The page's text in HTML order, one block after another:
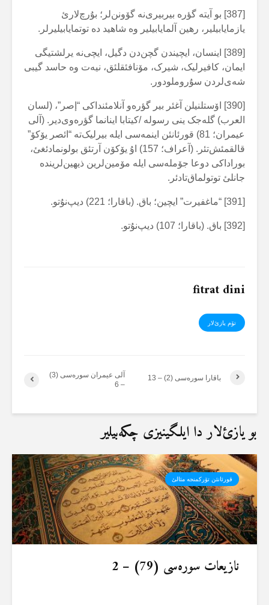
[387] بو آیتە گؤرە بیربیری‌نە گۆونن‌لر؛ بۇرچ‌لارئ
یازمایابیلیر، رهین آلمایابیلیر وە شاهید دە توتمایابیلیرلر.
[389] اینسان، ایچیندن گچن‌دن دگیل، ایچی‌نە یرلشتیگی
ایمان، کافیرلیک، شیرک، مۆنافئقلئق، نیەت وە حاسد گیبی
شەی‌لردن سۇروملودور.
[390] اۆستلنیلن آغئر بیر گؤرەو آنلامئنداکی “إصر”، (لسان
العرب) گلەجک ینی رسولە /کیتابا اینانما گؤرەوی‌دیر. (آلی
عیمران؛ 81) قورئانئن اینمەسی ایلە بیرلیک‌تە “ائصر یۆکۆ”
قالقمئش‌تئر. (آعراف؛ 157) اۇ یۆکۆن آرتئق بولونمادئغئ،
بوراداکی دوعا جۆملەسی ایلە مۆمین‌لرین ذیهین‌لریندە
جانلئ توتولماق‌تادئر.
[391] “ماغفیرت” ایچین؛ باق. (باقارا؛ 221) دیپ‌نۇتو.
[392] باق. (باقارا؛ 107) دیپ‌نۇتو.
fitrat dini
تۆم یازئ‌لار
آلی عیمران سورەسی (3)
– 6
باقارا سورەسی (2) – 13
بو یازئ‌لار دا ایلگینیزی چکەبیلیر
قورئانئن تۆرکمنجە مئالئ
نازیعات سورەسی (79) – 2